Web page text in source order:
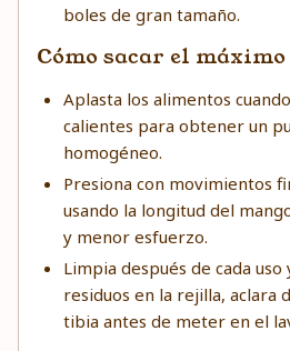
boles de gran tamaño.
Cómo sacar el
Aplasta los alimentos
calientes para obtener un
homogéneo.
Presiona con movimientos
usando la longitud del
y menor esfuerzo.
Limpia después de cada
residuos en la rejilla, aclara
tibia antes de meter en el